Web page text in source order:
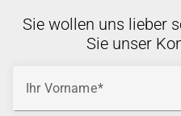
Sie wollen uns lieber
Sie unser
Ihr Vorname